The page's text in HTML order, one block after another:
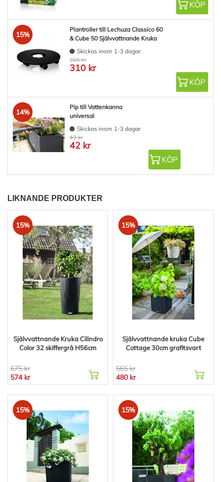
KÖP
15%
Plantroller till Lechuza Classico 60
& Cube 50 Självvattnande Kruka
Skickas inom 1-3 dagar
365 kr
310 kr
KÖP
14%
Pip till Vattenkanna
universal
Skickas inom 1-3 dagar
49 kr
42 kr
KÖP
LIKNANDE PRODUKTER
15%
Självvattnande Kruka Cilindro
Color 32 skiffergrå H56cm
675 kr
574 kr
15%
Självvattnande kruka Cube
Cottage 30cm grafitsvart
565 kr
480 kr
15% 15%